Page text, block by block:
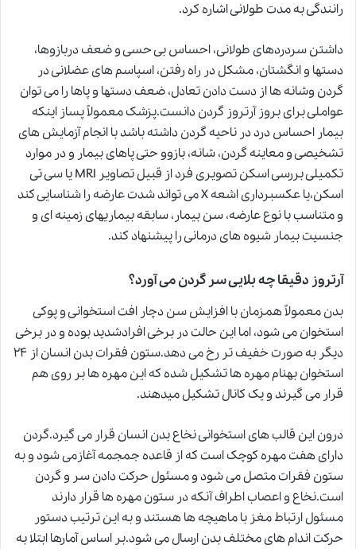
رانندگی به مدت طولانی اشاره کرد.
داشتن سردردهای طولانی، احساس بی حسی و ضعف دربازوها،
دستها وانگشتان، مشکل در راه رفتن، اسپاسم های عضلانی در
گردن وشانه ها از دست دادن تعادل، ضعف دستها و پاها را می توان
عواملی برای بروز آرتروز گردن دانست.پزشک معمولاً پساز اینکه
بیمار احساس درد در ناحیه گردن داشته باشد با انجام آزمایش های
تشخیصی و معاینه گردن، شانه، بازوو حتی پاهای بیمار و در موارد
تکمیلی بررسی اسکن تصویری فرد از قبیل تصاویر MRI یا سی تی
اسکن،یا عکسبرداری اشعه X می تواند شدت عارضه را شناسایی کند
و متناسب با نوع عارضه، سن بیمار، سابقه بیماریهای زمینه ای و
جنسیت بیمار شیوه های درمانی را پیشنهاد کند.
آرتروز دقیقا چه بلایی سر گردن می آورد؟
بدن معمولاً همزمان با افزایش سن دچار افت استخوانی و پوکی
استخوان می شود، اما این حالت در برخی افرادشدید بوده و در برخی
دیگر به صورت خفیف تر رخ می دهد.ستون فقرات بدن انسان از ۲۴
استخوان بهنام مهره ها تشکیل شده که این مهره ها بر روی هم
قرار می گیرند و یک کانال تشکیل میدهند.
درون این قالب های استخوانی نخاع بدن انسان قرار می گیرد.گردن
دارای هفت مهره کوچک است که از قاعده جمجمه آغازمی شود و به
ستون فقرات متصل می شود و مسئول حرکت دادن سر و گردن
است.نخاع و اعصاب اطراف آنکه در ستون مهره ها قرار دارند
مسئول ارتباط مغز با ماهیچه ها هستند و به این ترتیب دستور
حرکت اندام های مختلف بدن ارسال می شود.بر اساس آمارها ابتلا به